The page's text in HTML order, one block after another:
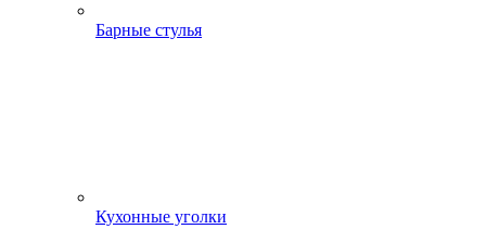
Барные стулья
Кухонные уголки